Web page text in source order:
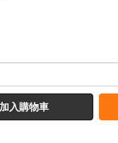
加入購物車